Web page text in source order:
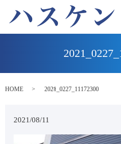
HOME 2021_0227_11172300
2021/08/11